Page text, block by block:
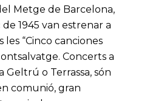
Metge de Barcelona,
de 1945 van estrenar a
les “Cinco canciones
Concerts a
Geltrú o Terrassa, són
comunió, gran